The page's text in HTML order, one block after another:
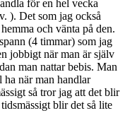
för en hel vecka
). Det som jag också
och vänta på den.
(4 timmar) som jag
jobbigt när man är själv
man nattar bebis. Man
när man handlar
så tror jag att det blir
blir det så lite